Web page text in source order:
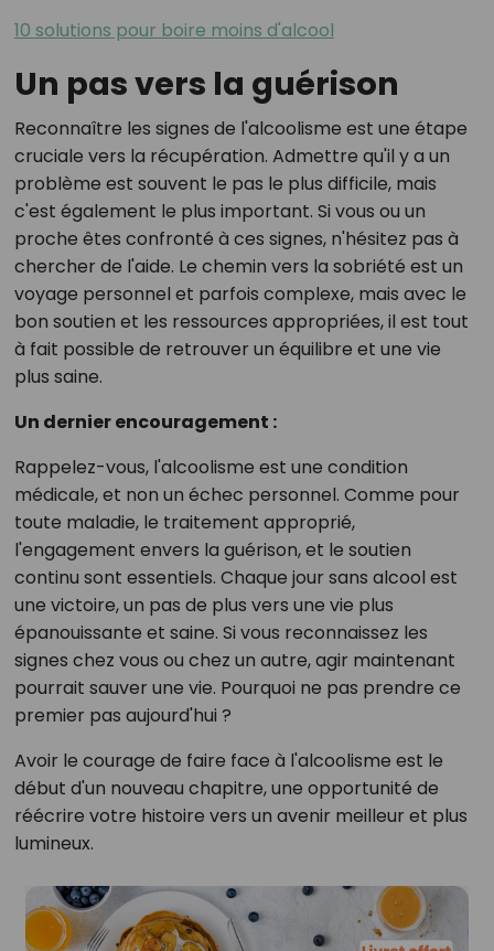
10 solutions pour boire moins d'alcool
Un pas vers la guérison
Reconnaître les signes de l'alcoolisme est une étape
cruciale vers la récupération. Admettre qu'il y a un
problème est souvent le pas le plus difficile, mais
c'est également le plus important. Si vous ou un
proche êtes confronté à ces signes, n'hésitez pas à
chercher de l'aide. Le chemin vers la sobriété est un
voyage personnel et parfois complexe, mais avec le
bon soutien et les ressources appropriées, il est tout
à fait possible de retrouver un équilibre et une vie
plus saine.
Un dernier encouragement :
Rappelez-vous, l'alcoolisme est une condition
médicale, et non un échec personnel. Comme pour
toute maladie, le traitement approprié,
l'engagement envers la guérison, et le soutien
continu sont essentiels. Chaque jour sans alcool est
une victoire, un pas de plus vers une vie plus
épanouissante et saine. Si vous reconnaissez les
signes chez vous ou chez un autre, agir maintenant
pourrait sauver une vie. Pourquoi ne pas prendre ce
premier pas aujourd'hui ?
Avoir le courage de faire face à l'alcoolisme est le
début d'un nouveau chapitre, une opportunité de
réécrire votre histoire vers un avenir meilleur et plus
lumineux.